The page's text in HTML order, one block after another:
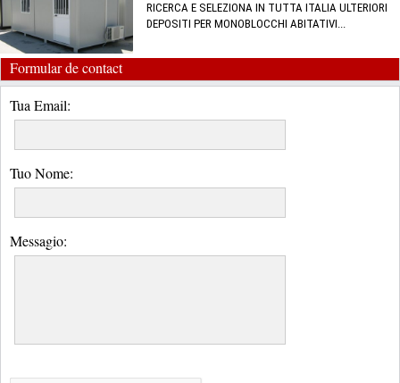
RICERCA E SELEZIONA IN TUTTA ITALIA ULTERIORI
DEPOSITI PER MONOBLOCCHI ABITATIVI...
Formular de contact
Tua Email:
Tuo Nome:
Messagio: